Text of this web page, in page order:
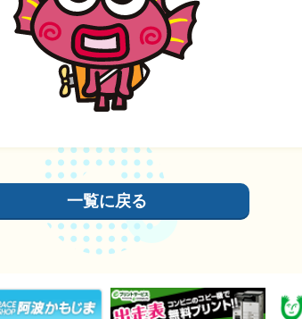
一覧に戻る